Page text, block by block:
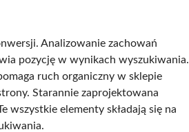
Analizowanie zachowań
pozycję w wynikach wyszukiwania.
ruch organiczny w sklepie
Starannie zaprojektowana
wszystkie elementy składają się na